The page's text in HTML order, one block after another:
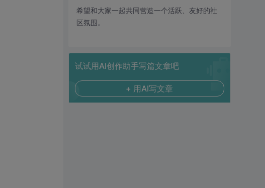
希望和大家一起共同营造一个活跃、友好的社
区氛围。
试试用AI创作助手写篇文章吧
+ 用AI写文章